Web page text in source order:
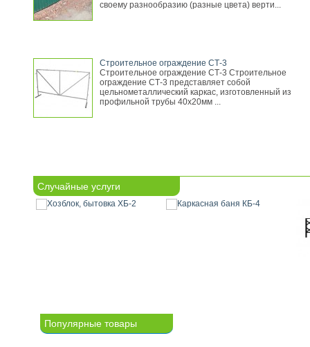
своему разнообразию (разные цвета) верти...
Строительное ограждение СТ-3
Строительное ограждение СТ-3 Строительное
ограждение СТ-3 представляет собой
цельнометаллический каркас, изготовленный из
профильной трубы 40х20мм ...
Случайные услуги
Популярные товары